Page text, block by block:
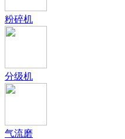
粉碎机
分级机
气流磨